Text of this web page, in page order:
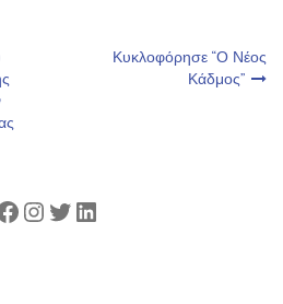
Κυκλοφόρησε “Ο Νέος
Κάδμος”
Instagram
Twitter
Linkedin